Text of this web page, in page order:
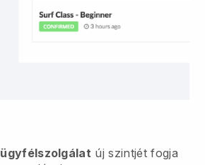
ügyfélszolgálat új szintjét fogja